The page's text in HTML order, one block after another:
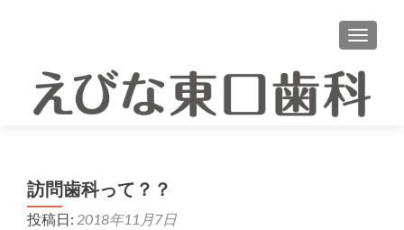
ナビゲ
訪問歯科って？？
投稿日: 2018年11月7日